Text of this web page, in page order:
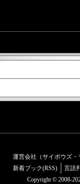
運営会社（サイボウズ・
新着ブック(RSS)
言語
Copyright © 2008-